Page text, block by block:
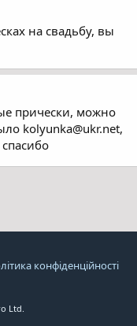
на свадьбу, вы
прически, можно
kolyunka@ukr.net,
конфіденційності
Ltd.